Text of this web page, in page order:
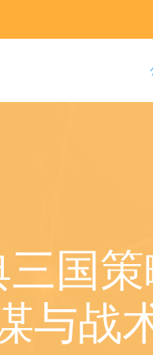
三国
与战